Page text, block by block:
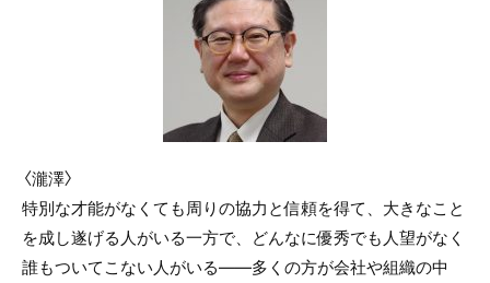
〈瀧澤〉
特別な才能がなくても周りの協力と信頼を得て、大きなこと
を成し遂げる人がいる一方で、どんなに優秀でも人望がなく
誰もついてこない人がいる――多くの方が会社や組織の中